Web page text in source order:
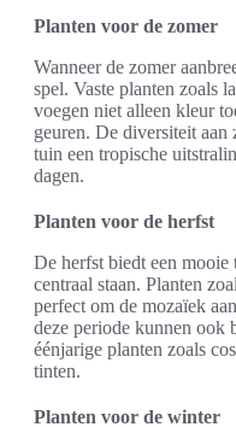
Planten voor de zomer
Wanneer de zomer
spel. Vaste planten zoals
voegen niet alleen kleur
geuren. De diversiteit
tuin een tropische
dagen.
Planten voor de herfst
De herfst biedt een mooie
centraal staan. Planten
perfect om de mozaïek
deze periode kunnen ook
éénjarige planten zoals
tinten.
Planten voor de winter